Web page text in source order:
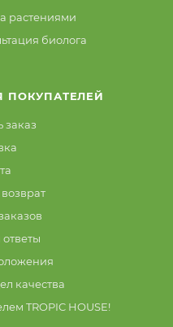
растениями
биолога
заказ
качества
TROPIC HOUSE!